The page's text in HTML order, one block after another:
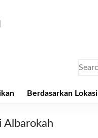
Berdasarkan Lokasi
Albarokah